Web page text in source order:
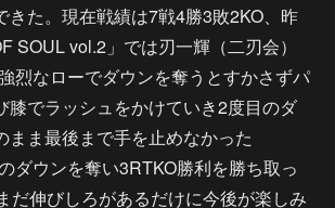
きた。現在戦績は7戦4勝3敗2KO、昨
SOUL vol.2」では刃一輝（二刃会）
烈なローでダウンを奪うとすかさずパ
膝でラッシュをかけていき2度目のダ
まま最後まで手を止めなかった
ダウンを奪い3RTKO勝利を勝ち取っ
だ伸びしろがあるだけに今後が楽しみ